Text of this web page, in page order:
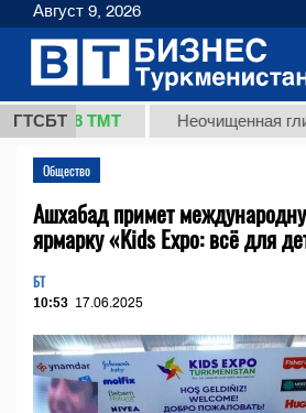
ГТСБТ
ТМТ Неочищенная
Общество
Ашхабад примет
ярмарку «Kids Expo: всё для
БТ
10:53 17.06.2025
Август 9, 2026